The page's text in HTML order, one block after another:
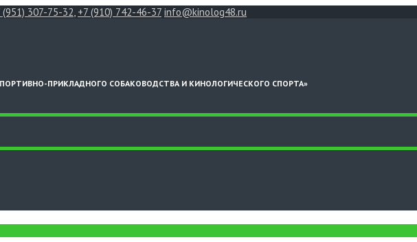
(951) 307-75-32, +7 (910) 742-46-37 info@kinolog48.ru
ПРИКЛАДНОГО СОБАКОВОДСТВА И КИНОЛОГИЧЕСКОГО СПОРТА»